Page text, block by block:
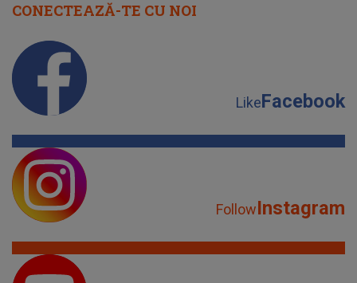
CONECTEAZĂ-TE CU NOI
LikeFacebook
FollowInstagram